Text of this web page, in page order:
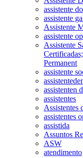
assistente
assistente
Assistente
assistente
Assistente
Permanent
assistente
assistenten
assistentes
Assistentes
assistentes
assistida
Assuntos
ASW
atendimento